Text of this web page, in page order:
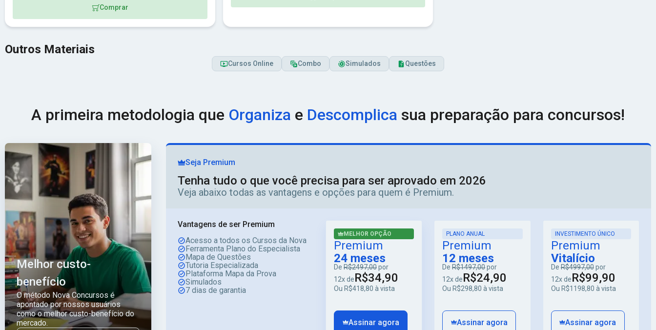
Comprar
Outros Materiais
Cursos Online Combo Simulados Questões
A primeira metodologia que Organiza e Descomplica sua preparação para concursos!
Melhor custo-
benefício
O método Nova Concursos é
apontado por nossos usuários
como o melhor custo-benefício do
mercado.
Seja Premium
Tenha tudo o que você precisa para ser aprovado em 2026
Veja abaixo todas as vantagens e opções para quem é Premium.
Vantagens de ser Premium
Acesso a todos os Cursos da Nova
Ferramenta Plano do Especialista
Mapa de Questões
Tutoria Especializada
Plataforma Mapa da Prova
Simulados
7 dias de garantia
MELHOR OPÇÃO
Premium
24 meses
De R$2497,00por
12x deR$34,90
Ou R$418,80 à vista
Assinar agora
PLANO ANUAL
Premium
12 meses
DeR$1497,00por
12x deR$24,90
Ou R$298,80 à vista
Assinar agora
INVESTIMENTO ÚNICO
Premium
Vitalício
DeR$4997,00por
12x deR$99,90
Ou R$1198,80 à vista
Assinar agora